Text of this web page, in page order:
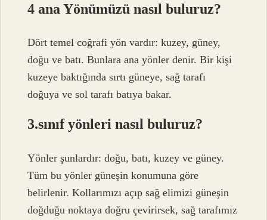
4 ana Yönümüzü nasıl buluruz?
Dört temel coğrafi yön vardır: kuzey, güney,
doğu ve batı. Bunlara ana yönler denir. Bir kişi
kuzeye baktığında sırtı güneye, sağ tarafı
doğuya ve sol tarafı batıya bakar.
3.sınıf yönleri nasıl buluruz?
Yönler şunlardır: doğu, batı, kuzey ve güney.
Tüm bu yönler güneşin konumuna göre
belirlenir. Kollarımızı açıp sağ elimizi güneşin
doğduğu noktaya doğru çevirirsek, sağ tarafımız